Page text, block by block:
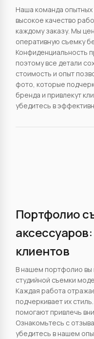
Наша команда
высокое качество
каждому заказу. Мы
оперативную съемку
Конфиденциальность
поэтому все детали
стоимость и опыт
фото, которые
бренда и привлекут
убедитесь в
Портфолио
клиентов
В нашем портфолио
студийной съемки
Каждая работа
подчеркивает их
помогают привлечь
Ознакомьтесь с
убедитесь в нашем